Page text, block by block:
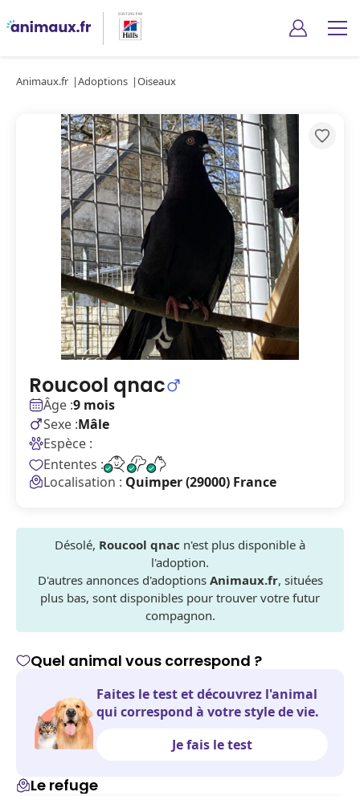
Animaux.fr Adoptions Oiseaux
Roucool qnac
Âge :9 mois
Sexe :Mâle
Espèce :
Ententes :
Localisation : Quimper (29000) France
Désolé, Roucool qnac n'est plus disponible à
l'adoption.
D'autres annonces d'adoptions Animaux.fr, situées
plus bas, sont disponibles pour trouver votre futur
compagnon.
Quel animal vous correspond ?
Faites le test et découvrez l'animal
qui correspond à votre style de vie.
Je fais le test
Le refuge